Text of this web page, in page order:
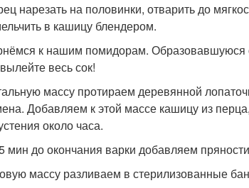
нарезать на половинки, отварить до
в кашицу блендером.
к нашим помидорам. Образовавшуюся
весь сок!
массу протираем деревянной
Добавляем к этой массе кашицу из
около часа.
мин до окончания варки добавляем
массу разливаем в стерилизованные